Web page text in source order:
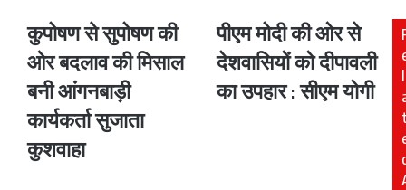
कुपोषण
से
सुपोषण
की
ओर
बदलाव
की
मिसाल
कुपोषण से सुपोषण की
ओर बदलाव की मिसाल
बनी आंगनबाड़ी
कार्यकर्ता सुजाता
कुशवाहा
पीएम
की
ओर
पीएम मोदी की ओर से
देशवासियों को दीपावली
का उपहार : सीएम योगी l